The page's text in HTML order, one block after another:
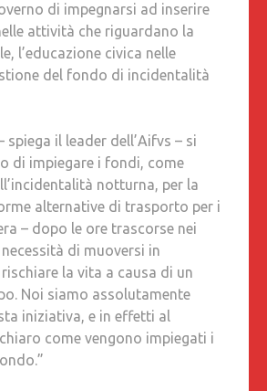
di impegnarsi ad inserire
attività che riguardano la
l’educazione civica nelle
del fondo di incidentalità
spiega il leader dell’Aifvs – si
di impiegare i fondi, come
notturna, per la
alternative di trasporto per i
– dopo le ore trascorse nei
di muoversi in
la vita a causa di un
Noi siamo assolutamente
iniziativa, e in effetti al
come vengono impiegati i